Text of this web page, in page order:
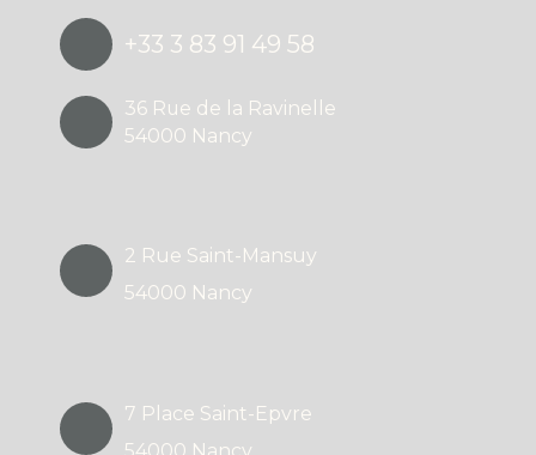
+33 3 83 91 49 58
36 Rue de la Ravinelle
54000 Nancy
2 Rue Saint-Mansuy
54000 Nancy
7 Place Saint-Epvre